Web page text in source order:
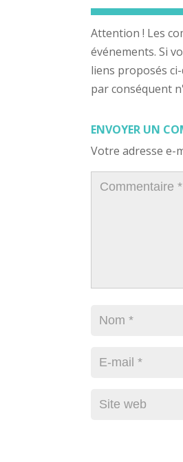
Attention ! Les
événements. Si
liens proposés
par conséquent
ENVOYER UN
Votre adresse e-